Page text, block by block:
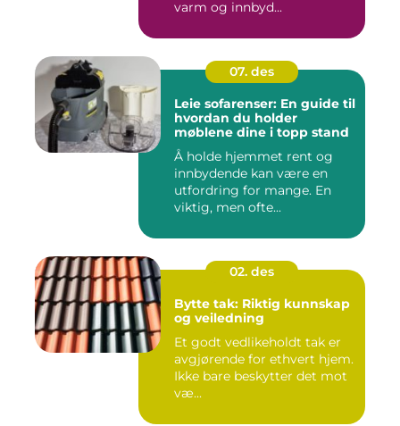
varm og innbyd...
07. des
Leie sofarenser: En guide til
hvordan du holder
møblene dine i topp stand
Å holde hjemmet rent og
innbydende kan være en
utfordring for mange. En
viktig, men ofte...
02. des
Bytte tak: Riktig kunnskap
og veiledning
Et godt vedlikeholdt tak er
avgjørende for ethvert hjem.
Ikke bare beskytter det mot
væ...